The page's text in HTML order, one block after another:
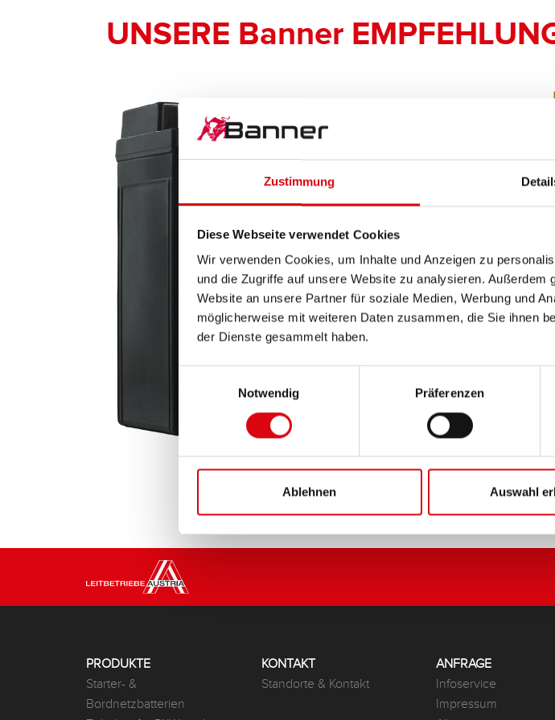
Zustimmung
Diese Webseite verwendet Cookies
Wir verwenden Cookies, um Inhalte und Anzeigen zu
und die Zugriffe auf unsere Website zu analysieren.
Website an unsere Partner für soziale Medien, Werbung und
möglicherweise mit weiteren Daten zusammen, die Sie ihnen
der Dienste gesammelt haben.
Notwendig
Präferenzen
Ablehnen Auswahl
UNSERE Banner
PRODUKTE
Starter- &
Bordnetzbatterien
KONTAKT
Standorte & Kontakt
ANFRAGE
Infoservice
Impressum